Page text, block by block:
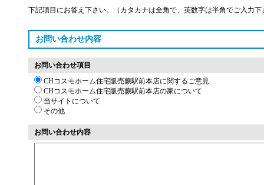
下記項目にお答え下さい。（カタカナは全角で、英数字は半角でご入力下
お問い合わせ内容
お問い合わせ項目
CHコスモホーム住宅販売蕨駅前本店に関するご意見
CHコスモホーム住宅販売蕨駅前本店の家について
当サイトについて
その他
お問い合わせ内容